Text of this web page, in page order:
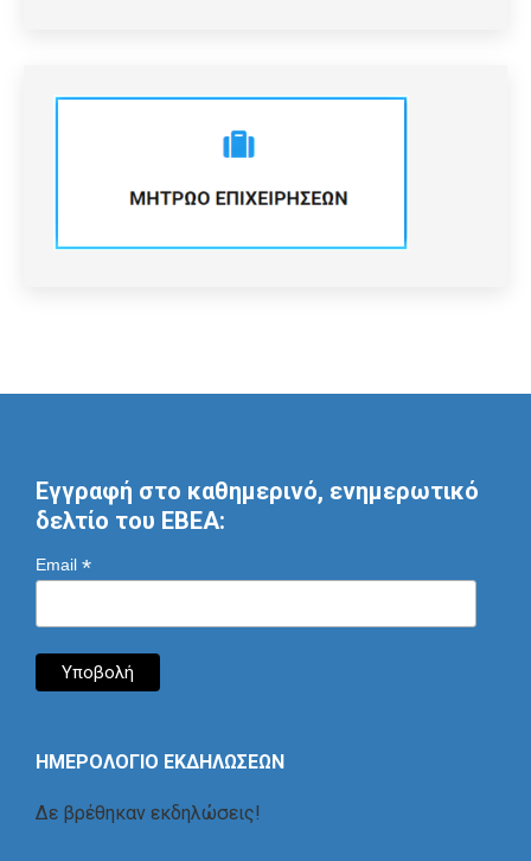
Εγγραφή στο καθημερινό, ενημερωτικό
δελτίο του ΕΒΕΑ:
Email *
ΗΜΕΡΟΛΟΓΙΟ ΕΚΔΗΛΩΣΕΩΝ
Δε βρέθηκαν εκδηλώσεις!